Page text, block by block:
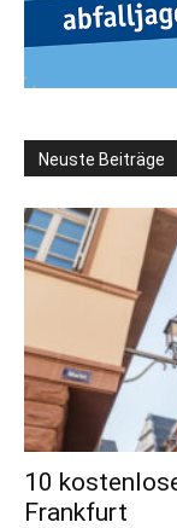
Neuste Beiträge
10
Frankfurt